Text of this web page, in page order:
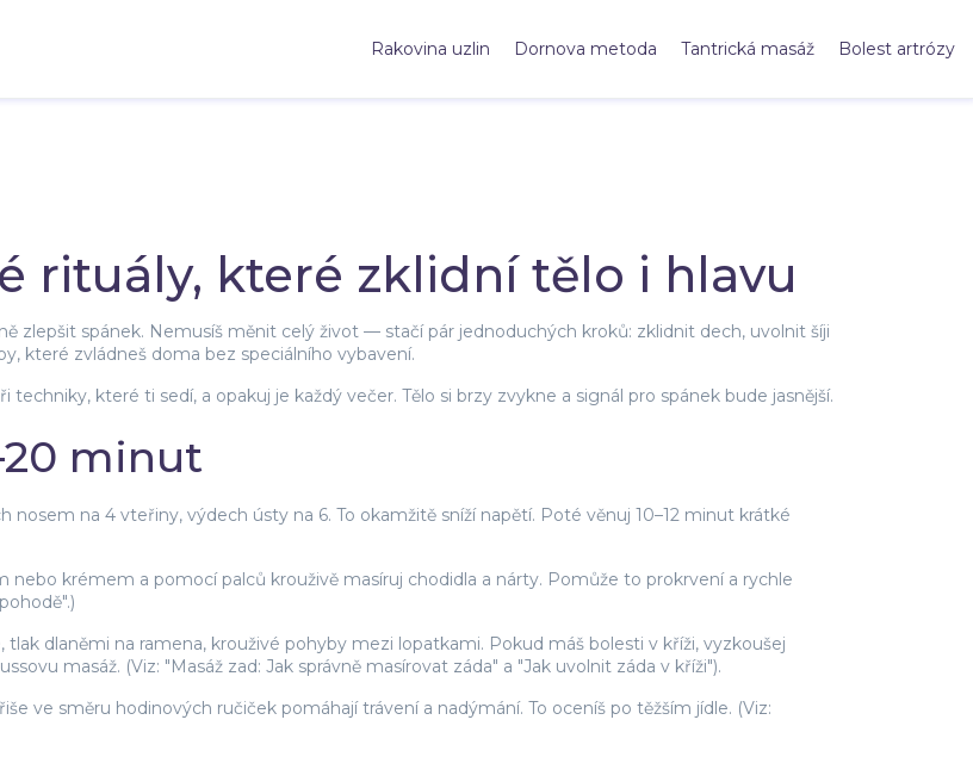
Rakovina uzlin Dornova metoda Tantrická masáž Bolest artrózy
rituály, které zklidní tělo i hlavu
zlepšit spánek. Nemusíš měnit celý život — stačí pár jednoduchých kroků: zklidnit dech, uvolnit šíji
které zvládneš doma bez speciálního vybavení.
techniky, které ti sedí, a opakuj je každý večer. Tělo si brzy zvykne a signál pro spánek bude jasnější.
minut
na 4 vteřiny, výdech ústy na 6. To okamžitě sníží napětí. Poté věnuj 10–12 minut krátké
nebo krémem a pomocí palců krouživě masíruj chodidla a nárty. Pomůže to prokrvení a rychle
dlaněmi na ramena, krouživé pohyby mezi lopatkami. Pokud máš bolesti v kříži, vyzkoušej
masáž. (Viz: "Masáž zad: Jak správně masírovat záda" a "Jak uvolnit záda v kříži").
ve směru hodinových ručiček pomáhají trávení a nadýmání. To oceníš po těžším jídle. (Viz: